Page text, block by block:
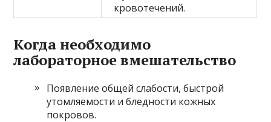
кровотечений.
Когда необходимо
лабораторное вмешательство
Появление общей слабости, быстрой
утомляемости и бледности кожных
покровов.